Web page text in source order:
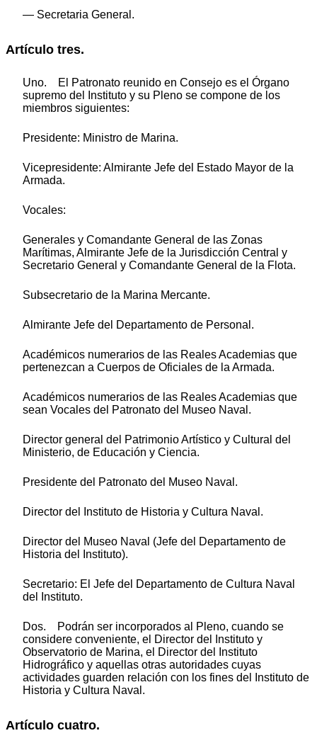
— Secretaria General.
Artículo tres.
Uno. El Patronato reunido en Consejo es el Órgano
supremo del Instituto y su Pleno se compone de los
miembros siguientes:
Presidente: Ministro de Marina.
Vicepresidente: Almirante Jefe del Estado Mayor de la
Armada.
Vocales:
Generales y Comandante General de las Zonas
Marítimas, Almirante Jefe de la Jurisdicción Central y
Secretario General y Comandante General de la Flota.
Subsecretario de la Marina Mercante.
Almirante Jefe del Departamento de Personal.
Académicos numerarios de las Reales Academias que
pertenezcan a Cuerpos de Oficiales de la Armada.
Académicos numerarios de las Reales Academias que
sean Vocales del Patronato del Museo Naval.
Director general del Patrimonio Artístico y Cultural del
Ministerio, de Educación y Ciencia.
Presidente del Patronato del Museo Naval.
Director del Instituto de Historia y Cultura Naval.
Director del Museo Naval (Jefe del Departamento de
Historia del Instituto).
Secretario: El Jefe del Departamento de Cultura Naval
del Instituto.
Dos. Podrán ser incorporados al Pleno, cuando se
considere conveniente, el Director del Instituto y
Observatorio de Marina, el Director del Instituto
Hidrográfico y aquellas otras autoridades cuyas
actividades guarden relación con los fines del Instituto de
Historia y Cultura Naval.
Artículo cuatro.